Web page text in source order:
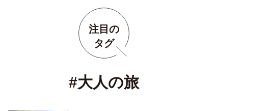
注目の
タグ
#大人の旅